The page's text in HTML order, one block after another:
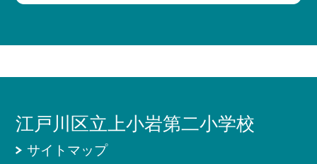
江戸川区立上小岩第二小学校
サイトマップ